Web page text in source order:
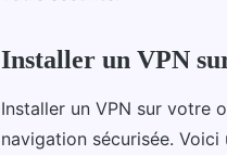
Installer un VPN
Installer un VPN sur votre
navigation sécurisée.